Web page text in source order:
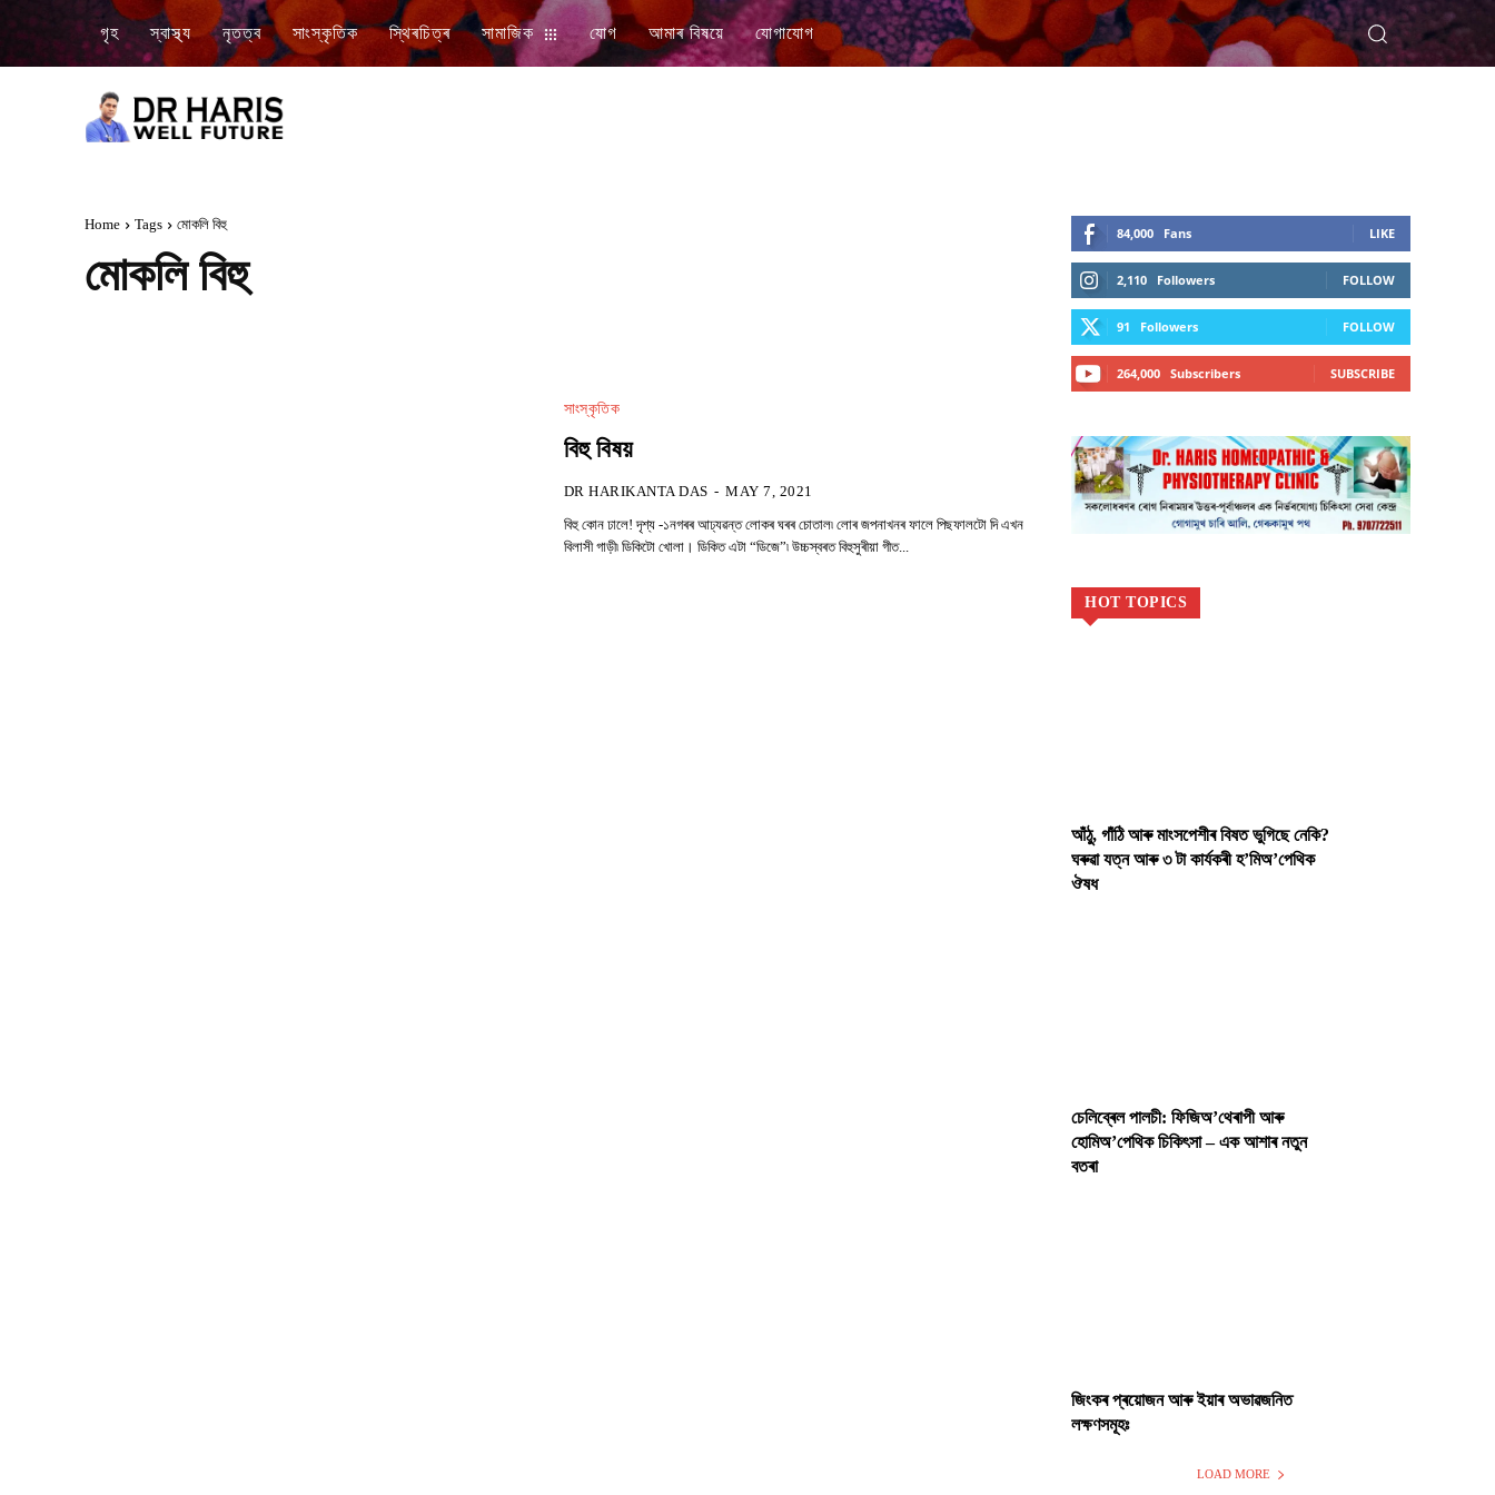
গৃহ স্বাস্থ্য নৃতত্ব সাংস্কৃতিক স্থিৰচিত্ৰ সামাজিক যোগ আমাৰ বিষয়ে যোগাযোগ
Home Tags মোকলি বিহু
মোকলি বিহু
সাংস্কৃতিক
বিহু বিষয়
DR HARIKANTA DAS - MAY 7, 2021
বিহু কোন ঢালে! দৃশ্য -১নগৰৰ আঢ্যৱন্ত লোকৰ ঘৰৰ চোতাল৷ লোৰ জপনাখনৰ ফালে পিছফালটো দি এখন
বিলাসী গাড়ী৷ ডিকিটো খোলা। ডিকিত এটা “ডিজে”৷ উচ্চস্বৰত বিহুসুৰীয়া গীত...
84,000 Fans LIKE
2,110 Followers FOLLOW
91 Followers FOLLOW
264,000 Subscribers SUBSCRIBE
HOT TOPICS
আঁঠু, গাঁঠি আৰু মাংসপেশীৰ বিষত ভুগিছে নেকি?
ঘৰুৱা যত্ন আৰু ৩ টা কাৰ্যকৰী হ’মিঅ’পেথিক
ঔষধ
চেলিব্ৰেল পালচী: ফিজিঅ’থেৰাপী আৰু
হোমিঅ’পেথিক চিকিৎসা – এক আশাৰ নতুন
বতৰা
জিংকৰ প্ৰয়োজন আৰু ইয়াৰ অভাৱজনিত
লক্ষণসমূহঃ
LOAD MORE